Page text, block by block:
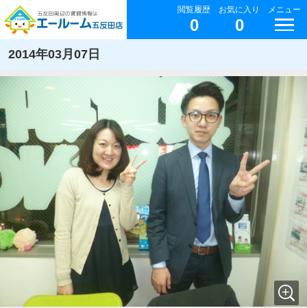
閲覧履歴
0
お気に入り
0
メニュー
2014年03月07日